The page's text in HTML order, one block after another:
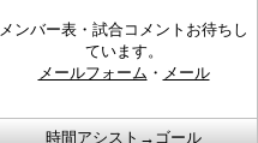
メンバー表・試合コメントお待ちし
ています。
メールフォーム ・ メール
時間アシスト→ゴール